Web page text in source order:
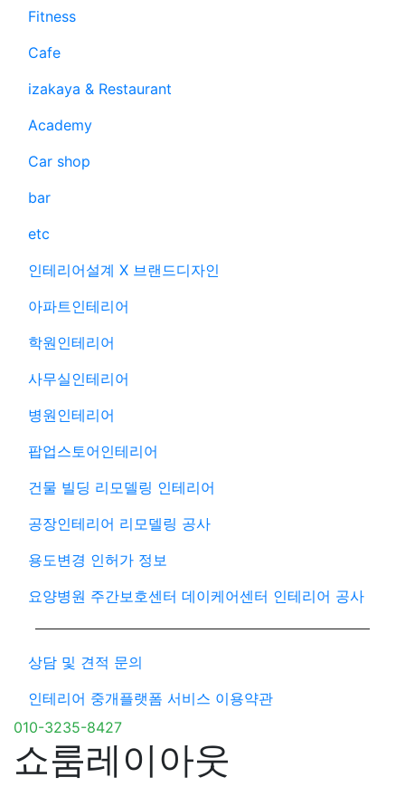
Fitness
Cafe
izakaya & Restaurant
Academy
Car shop
bar
etc
인테리어설계 X 브랜드디자인
아파트인테리어
학원인테리어
사무실인테리어
병원인테리어
팝업스토어인테리어
건물 빌딩 리모델링 인테리어
공장인테리어 리모델링 공사
용도변경 인허가 정보
요양병원 주간보호센터 데이케어센터 인테리어 공사
상담 및 견적 문의
인테리어 중개플랫폼 서비스 이용약관
010-3235-8427
쇼룸레이아웃